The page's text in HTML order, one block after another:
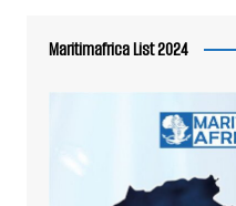
Maritimafrica List 2024